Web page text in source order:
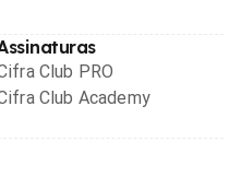
Club PRO
Club Academy